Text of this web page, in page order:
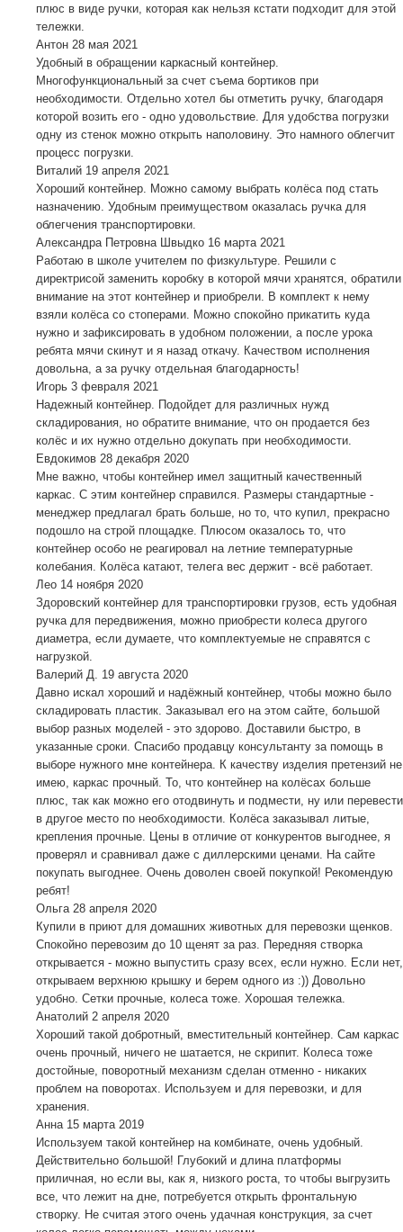
плюс в виде ручки, которая как нельзя кстати подходит для этой
тележки.
Антон 28 мая 2021
Удобный в обращении каркасный контейнер.
Многофункциональный за счет съема бортиков при
необходимости. Отдельно хотел бы отметить ручку, благодаря
которой возить его - одно удовольствие. Для удобства погрузки
одну из стенок можно открыть наполовину. Это намного облегчит
процесс погрузки.
Виталий 19 апреля 2021
Хороший контейнер. Можно самому выбрать колёса под стать
назначению. Удобным преимуществом оказалась ручка для
облегчения транспортировки.
Александра Петровна Швыдко 16 марта 2021
Работаю в школе учителем по физкультуре. Решили с
директрисой заменить коробку в которой мячи хранятся, обратили
внимание на этот контейнер и приобрели. В комплект к нему
взяли колёса со стоперами. Можно спокойно прикатить куда
нужно и зафиксировать в удобном положении, а после урока
ребята мячи скинут и я назад откачу. Качеством исполнения
довольна, а за ручку отдельная благодарность!
Игорь 3 февраля 2021
Надежный контейнер. Подойдет для различных нужд
складирования, но обратите внимание, что он продается без
колёс и их нужно отдельно докупать при необходимости.
Евдокимов 28 декабря 2020
Мне важно, чтобы контейнер имел защитный качественный
каркас. С этим контейнер справился. Размеры стандартные -
менеджер предлагал брать больше, но то, что купил, прекрасно
подошло на строй площадке. Плюсом оказалось то, что
контейнер особо не реагировал на летние температурные
колебания. Колёса катают, телега вес держит - всё работает.
Лео 14 ноября 2020
Здоровский контейнер для транспортировки грузов, есть удобная
ручка для передвижения, можно приобрести колеса другого
диаметра, если думаете, что комплектуемые не справятся с
нагрузкой.
Валерий Д.
19 августа 2020
Давно искал хороший и надёжный контейнер, чтобы можно было
складировать пластик. Заказывал его на этом сайте, большой
выбор разных моделей - это здорово. Доставили быстро, в
указанные сроки. Спасибо продавцу консультанту за помощь в
выборе нужного мне контейнера. К качеству изделия претензий не
имею, каркас прочный. То, что контейнер на колёсах больше
плюс, так как можно его отодвинуть и подмести, ну или перевести
в другое место по необходимости. Колёса заказывал литые,
крепления прочные. Цены в отличие от конкурентов выгоднее, я
проверял и сравнивал даже с диллерскими ценами. На сайте
покупать выгоднее. Очень доволен своей покупкой! Рекомендую
ребят!
Ольга 28 апреля 2020
Купили в приют для домашних животных для перевозки щенков.
Спокойно перевозим до 10 щенят за раз. Передняя створка
открывается - можно выпустить сразу всех, если нужно. Если нет,
открываем верхнюю крышку и берем одного из :)) Довольно
удобно. Сетки прочные, колеса тоже. Хорошая тележка.
Анатолий 2 апреля 2020
Хороший такой добротный, вместительный контейнер. Сам каркас
очень прочный, ничего не шатается, не скрипит. Колеса тоже
достойные, поворотный механизм сделан отменно - никаких
проблем на поворотах. Используем и для перевозки, и для
хранения.
Анна 15 марта 2019
Используем такой контейнер на комбинате, очень удобный.
Действительно большой! Глубокий и длина платформы
приличная, но если вы, как я, низкого роста, то чтобы выгрузить
все, что лежит на дне, потребуется открыть фронтальную
створку. Не считая этого очень удачная конструкция, за счет